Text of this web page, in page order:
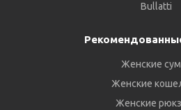
Bullatti
Женские
Женские
Женские